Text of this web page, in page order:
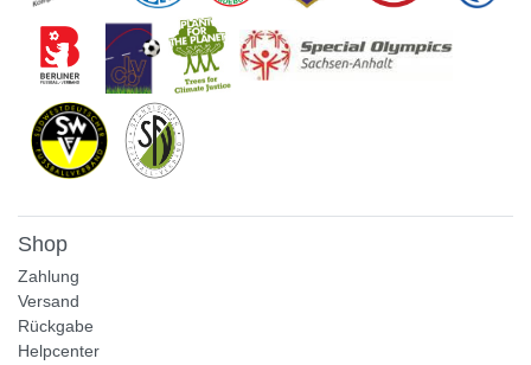
Shop
Zahlung
Versand
Rückgabe
Helpcenter